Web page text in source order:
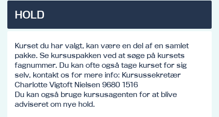
HOLD
Kurset du har valgt, kan være en del af en samlet
pakke. Se kursuspakken ved at søge på kursets
fagnummer. Du kan ofte også tage kurset for sig
selv, kontakt os for mere info: Kursussekretær
Charlotte Vigtoft Nielsen 9680 1516
Du kan også bruge kursusagenten for at blive
adviseret om nye hold.